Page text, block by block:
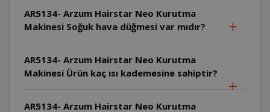
AR5134- Arzum Hairstar Neo Kurutma
Makinesi Soğuk hava düğmesi var mıdır?
AR5134- Arzum Hairstar Neo Kurutma
Makinesi Ürün kaç ısı kademesine sahiptir?
AR5134- Arzum Hairstar Neo Kurutma